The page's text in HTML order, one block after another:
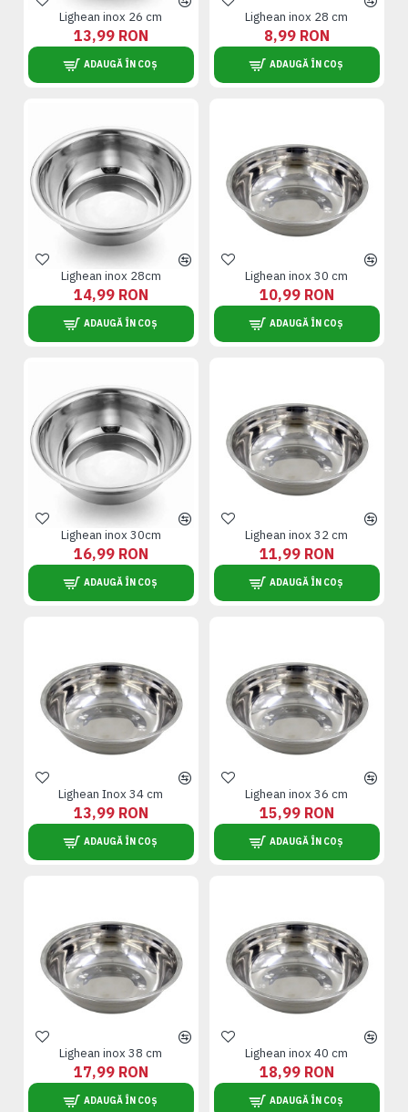
Lighean inox 26 cm
13,99 RON
ADAUGĂ ÎN COȘ
Lighean inox 28 cm
8,99 RON
ADAUGĂ ÎN COȘ
Lighean inox 28cm
14,99 RON
ADAUGĂ ÎN COȘ
Lighean inox 30 cm
10,99 RON
ADAUGĂ ÎN COȘ
Lighean inox 30cm
16,99 RON
ADAUGĂ ÎN COȘ
Lighean inox 32 cm
11,99 RON
ADAUGĂ ÎN COȘ
Lighean Inox 34 cm
13,99 RON
ADAUGĂ ÎN COȘ
Lighean inox 36 cm
15,99 RON
ADAUGĂ ÎN COȘ
Lighean inox 38 cm
17,99 RON
ADAUGĂ ÎN COȘ
Lighean inox 40 cm
18,99 RON
ADAUGĂ ÎN COȘ